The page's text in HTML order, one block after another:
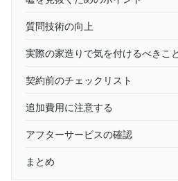
質問技術の向上
実際の家造りで気を付けるべきこと
契約前のチェックリスト
追加費用に注意する
アフターサービスの確認
まとめ